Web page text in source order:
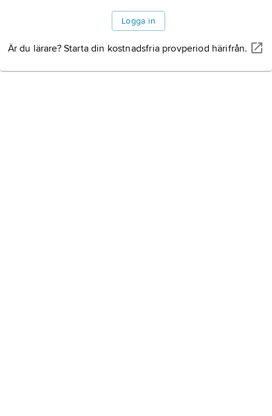
Logga in
Är du lärare? Starta din kostnadsfria provperiod härifrån.